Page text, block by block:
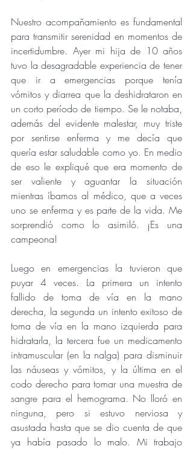
Nuestro acompañamiento es fundamental
para transmitir serenidad en momentos de
incertidumbre. Ayer mi hija de 10 años
tuvo la desagradable experiencia de tener
que ir a emergencias porque tenía
vómitos y diarrea que la deshidrataron en
un corto período de tiempo. Se le notaba,
además del evidente malestar, muy triste
por sentirse enferma y me decía que
quería estar saludable como yo. En medio
de eso le expliqué que era momento de
ser valiente y aguantar la situación
mientras íbamos al médico, que a veces
uno se enferma y es parte de la vida. Me
sorprendió como lo asimiló. ¡Es una
campeona!
Luego en emergencias la tuvieron que
puyar 4 veces. La primera un intento
fallido de toma de vía en la mano
derecha, la segunda un intento exitoso de
toma de vía en la mano izquierda para
hidratarla, la tercera fue un medicamento
intramuscular (en la nalga) para disminuir
las náuseas y vómitos, y la última en el
codo derecho para tomar una muestra de
sangre para el hemograma. No lloró en
ninguna, pero si estuvo nerviosa y
asustada hasta que se dio cuenta de que
ya había pasado lo malo. Mi trabajo